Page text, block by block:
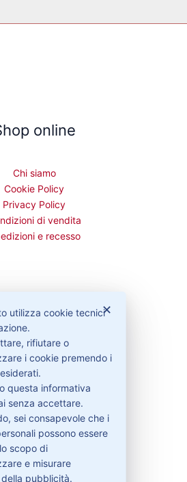
online
Chi siamo
Cookie Policy
Privacy Policy
di vendita
e recesso
Contattaci
Garanzie
Contatti
329-30.78.513
✕
utilizza cookie tecnici
rifiutare o
i cookie premendo i
questa informativa
senza accettare.
sei consapevole che i
possono essere
scopo di
e misurare
pubblicità.